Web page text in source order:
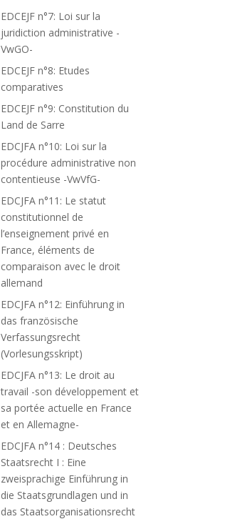
EDCEJF n°7: Loi sur la
juridiction administrative -
VwGO-
EDCEJF n°8: Etudes
comparatives
EDCEJF n°9: Constitution du
Land de Sarre
EDCJFA n°10: Loi sur la
procédure administrative non
contentieuse -VwVfG-
EDCJFA n°11: Le statut
constitutionnel de
l’enseignement privé en
France, éléments de
comparaison avec le droit
allemand
EDCJFA n°12: Einführung in
das französische
Verfassungsrecht
(Vorlesungsskript)
EDCJFA n°13: Le droit au
travail -son développement et
sa portée actuelle en France
et en Allemagne-
EDCJFA n°14 : Deutsches
Staatsrecht I : Eine
zweisprachige Einführung in
die Staatsgrundlagen und in
das Staatsorganisationsrecht